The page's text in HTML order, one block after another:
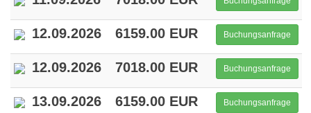
12.09.2026 6159.00 EUR Buchungsanfrage
12.09.2026 7018.00 EUR Buchungsanfrage
13.09.2026 6159.00 EUR Buchungsanfrage